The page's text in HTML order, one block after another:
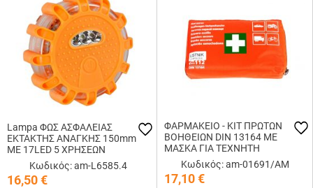
Lampa ΦΩΣ ΑΣΦΑΛΕΙΑΣ
ΕΚΤΑΚΤΗΣ ΑΝΑΓΚΗΣ 150mm
ΜΕ 17LED 5 ΧΡΗΣΕΩΝ
ΜΑΓΝΗΤΙΚΟ (ΜΠΑΤΑΡΙΕΣ
2xAAA)
Κωδικός: am-L6585.4
16,50€
ΦΑΡΜΑΚΕΙΟ - ΚΙΤ ΠΡΩΤΩΝ
ΒΟΗΘΕΙΩΝ DIN 13164 ΜΕ
ΜΑΣΚΑ ΓΙΑ ΤΕΧΝΗΤΗ
ΑΝΑΠΝΟΗ ΚΑΙ ΔΙΑΣΤΑΣΕΙΣ 22 Χ
13 cm AMiO
Κωδικός: am-01691/AM
17,10€